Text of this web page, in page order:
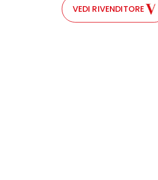
VEDI RIVENDITORE